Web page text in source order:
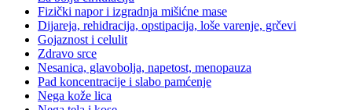
Fizički napor i izgradnja mišićne mase
Dijareja, rehidracija, opstipacija, loše varenje, grčevi
Gojaznost i celulit
Zdravo srce
Nesanica, glavobolja, napetost, menopauza
Pad koncentracije i slabo pamćenje
Nega kože lica